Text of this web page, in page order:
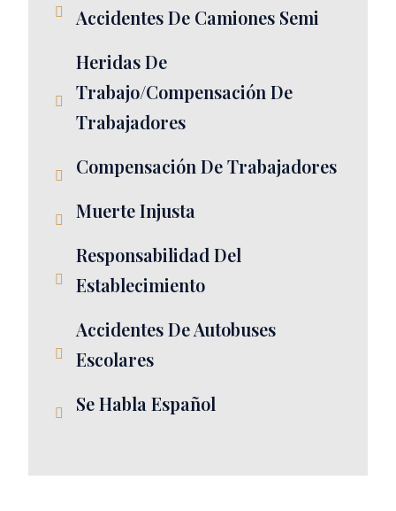
Accidentes De Camiones Semi
Heridas De
Trabajo/Compensación De
Trabajadores
Compensación De Trabajadores
Muerte Injusta
Responsabilidad Del
Establecimiento
Accidentes De Autobuses
Escolares
Se Habla Español